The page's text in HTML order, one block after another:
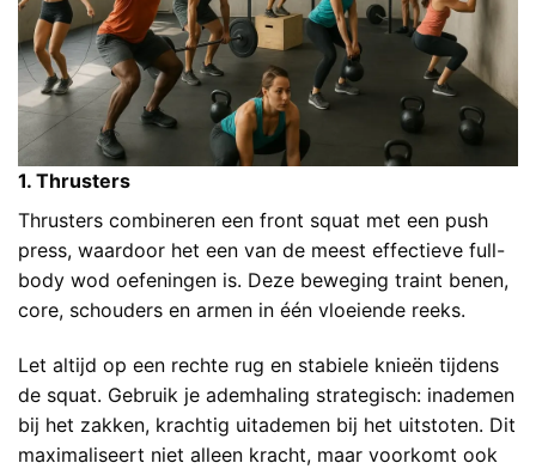
1. Thrusters
Thrusters combineren een front squat met een push
press, waardoor het een van de meest effectieve full-
body wod oefeningen is. Deze beweging traint benen,
core, schouders en armen in één vloeiende reeks.
Let altijd op een rechte rug en stabiele knieën tijdens
de squat. Gebruik je ademhaling strategisch: inademen
bij het zakken, krachtig uitademen bij het uitstoten. Dit
maximaliseert niet alleen kracht, maar voorkomt ook